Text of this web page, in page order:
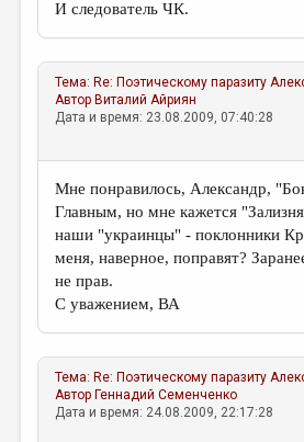
И следователь ЧК.
Тема: Re: Поэтическому паразиту
Автор Виталий Айриян
Дата и время: 23.08.2009, 07:40:28
Мне понравилось, Александр,
Главным, но мне кажется
наши "украинцы" - поклонники
меня, наверное, поправят?
не прав.
С уважением, ВА
Тема: Re: Поэтическому паразиту
Автор Геннадий Семенченко
Дата и время: 24.08.2009, 22:17:28